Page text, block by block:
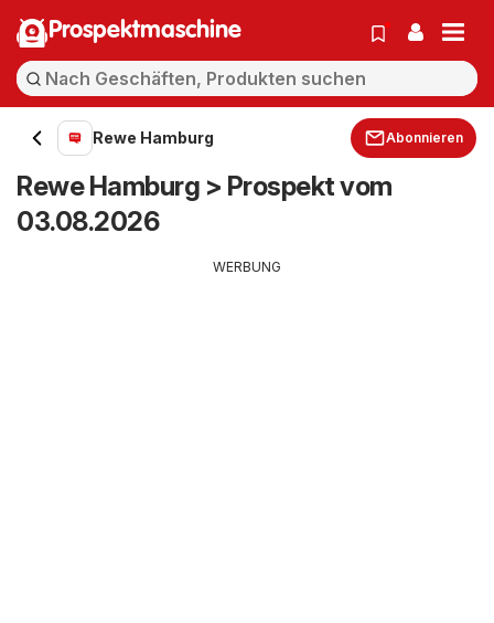
Prospektmaschine
Rewe Hamburg Abonnieren
Rewe Hamburg > Prospekt vom
03.08.2026
WERBUNG